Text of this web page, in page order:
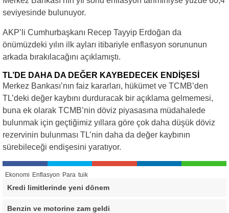
seviyesinde bulunuyor.
AKP’li Cumhurbaşkanı Recep Tayyip Erdoğan da
önümüzdeki yılın ilk ayları itibariyle enflasyon sorununun
arkada bırakılacağını açıklamıştı.
TL’DE DAHA DA DEĞER KAYBEDECEK ENDİŞESİ
Merkez Bankası’nın faiz kararları, hükümet ve TCMB’den
TL’deki değer kaybını durduracak bir açıklama gelmemesi,
buna ek olarak TCMB’nin döviz piyasasına müdahalede
bulunmak için geçtiğimiz yıllara göre çok daha düşük döviz
rezervinin bulunması TL’nin daha da değer kaybının
sürebileceği endişesini yaratıyor.
Ekonomi Enflasyon Para tuik
Kredi limitlerinde yeni dönem
Benzin ve motorine zam geldi